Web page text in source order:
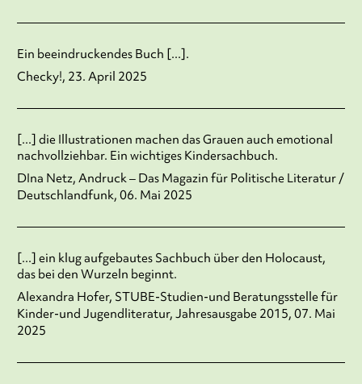
Ein beeindruckendes Buch [...].
Checky!, 23. April 2025
[...] die Illustrationen machen das Grauen auch emotional
nachvollziehbar. Ein wichtiges Kindersachbuch.
DIna Netz, Andruck – Das Magazin für Politische Literatur /
Deutschlandfunk, 06. Mai 2025
[...] ein klug aufgebautes Sachbuch über den Holocaust,
das bei den Wurzeln beginnt.
Alexandra Hofer, STUBE-Studien-und Beratungsstelle für
Kinder-und Jugendliteratur, Jahresausgabe 2015, 07. Mai
2025